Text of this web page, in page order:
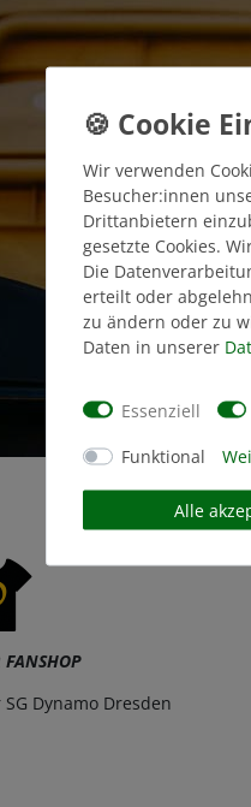
FANSHOP
Dynamo Dresden
Wir verwenden
Besucher:innen
Drittanbietern
gesetzte Cookies.
Die
erteilt oder
zu ändern oder zu
Daten in unserer
Essenziell
Funktional
Alle